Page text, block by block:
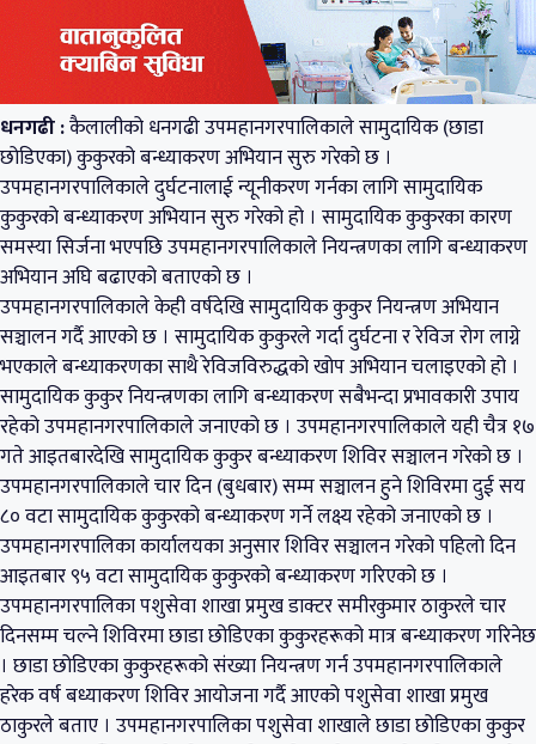
धनगढी :कैलालीको धनगढी उपमहानगरपालिकाले सामुदायिक (छाडा
छोडिएका) कुकुरको बन्ध्याकरण अभियान सुरु गरेको छ ।
उपमहानगरपालिकाले दुर्घटनालाई न्यूनीकरण गर्नका लागि सामुदायिक
कुकुरको बन्ध्याकरण अभियान सुरु गरेको हो । सामुदायिक कुकुरका कारण
समस्या सिर्जना भएपछि उपमहानगरपालिकाले नियन्त्रणका लागि बन्ध्याकरण
अभियान अघि बढाएको बताएको छ ।
उपमहानगरपालिकाले केही वर्षदेखि सामुदायिक कुकुर नियन्त्रण अभियान
सञ्चालन गर्दै आएको छ । सामुदायिक कुकुरले गर्दा दुर्घटना र रेविज रोग लाग्ने
भएकाले बन्ध्याकरणका साथै रेविजविरुद्धको खोप अभियान चलाइएको हो ।
सामुदायिक कुकुर नियन्त्रणका लागि बन्ध्याकरण सबैभन्दा प्रभावकारी उपाय
रहेको उपमहानगरपालिकाले जनाएको छ । उपमहानगरपालिकाले यही चैत्र १७
गते आइतबारदेखि सामुदायिक कुकुर बन्ध्याकरण शिविर सञ्चालन गरेको छ ।
उपमहानगरपालिकाले चार दिन (बुधबार) सम्म सञ्चालन हुने शिविरमा दुई सय
८० वटा सामुदायिक कुकुरको बन्ध्याकरण गर्ने लक्ष्य रहेको जनाएको छ ।
उपमहानगरपालिका कार्यालयका अनुसार शिविर सञ्चालन गरेको पहिलो दिन
आइतबार ९५ वटा सामुदायिक कुकुरको बन्ध्याकरण गरिएको छ ।
उपमहानगरपालिका पशुसेवा शाखा प्रमुख डाक्टर समीरकुमार ठाकुरले चार
दिनसम्म चल्ने शिविरमा छाडा छोडिएका कुकुरहरूको मात्र बन्ध्याकरण गरिनेछ
। छाडा छोडिएका कुकुरहरूको संख्या नियन्त्रण गर्न उपमहानगरपालिकाले
हरेक वर्ष बध्याकरण शिविर आयोजना गर्दै आएको पशुसेवा शाखा प्रमुख
ठाकुरले बताए । उपमहानगरपालिका पशुसेवा शाखाले छाडा छोडिएका कुकुर